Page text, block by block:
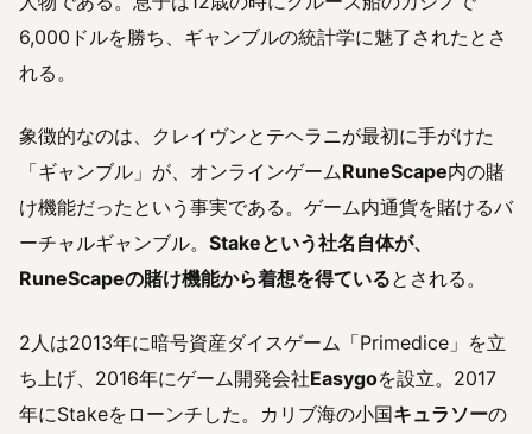
6,000ドルを勝ち、ギャンブルの統計学に魅了されたとさ
れる。
象徴的なのは、クレイヴンとテヘラニが最初に手がけた
「ギャンブル」が、オンラインゲームRuneScape内の賭
け機能だったという事実である。ゲーム内通貨を賭けるバ
ーチャルギャンブル。 Stakeという社名自体が、
RuneScapeの賭け機能から着想を得ているとされる。
2人は2013年に暗号資産ダイスゲーム「Primedice」を立
ち上げ、2016年にゲーム開発会社Easygoを設立。2017
年にStakeをローンチした。カリブ海の小国キュラソーの